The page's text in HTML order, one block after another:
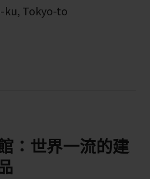
ku, Tokyo-to
：世界一流的建